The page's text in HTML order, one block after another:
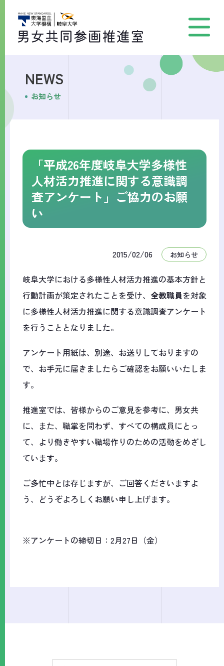
NEWS
お知らせ
「平成26年度岐阜大学多様性
人材活力推進に関する意識調
査アンケート」ご協力のお願
い
2015/02/06 お知らせ
岐阜大学における多様性人材活力推進の基本方針と
行動計画が策定されたことを受け、 全教職員を対象
に多様性人材活力推進に関する意識調査アンケート
を行うこととなりました。
アンケート用紙は、別途、お送りしておりますの
で、お手元に届きましたらご確認をお願いいたしま
す。
推進室では、皆様からのご意見を参考に、男女共
に、また、職掌を問わず、すべての構成員にとっ
て、より働きやすい職場作りのための活動をめざし
ています。
ご多忙中とは存じますが、ご回答くださいますよ
う、どうぞよろしくお願い申し上げます。
※アンケートの締切日：2月27日（金）